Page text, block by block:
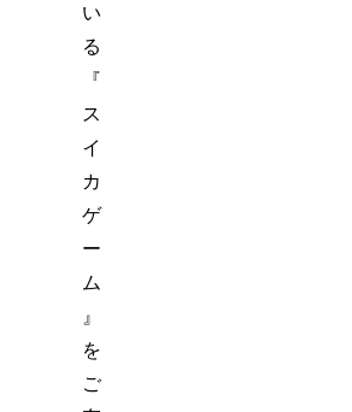
い
る
『
ス
イ
カ
ゲ
ー
ム
』
を
ご